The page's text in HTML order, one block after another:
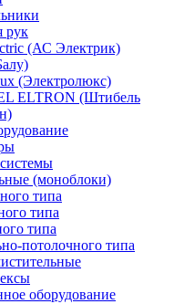
рук
(АС Электрик)
(Электролюкс)
ELTRON (Штибель
(моноблоки)
типа
типа
типа
потолочного типа
оборудование